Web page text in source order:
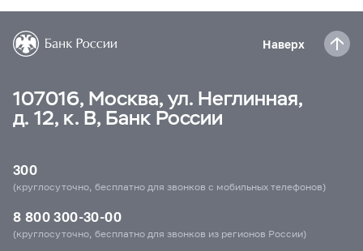
Наверх
107016, Москва, ул. Неглинная,
д. 12, к. В, Банк России
300
(круглосуточно, бесплатно для звонков с мобильных телефонов)
8 800 300-30-00
(круглосуточно, бесплатно для звонков из регионов России)